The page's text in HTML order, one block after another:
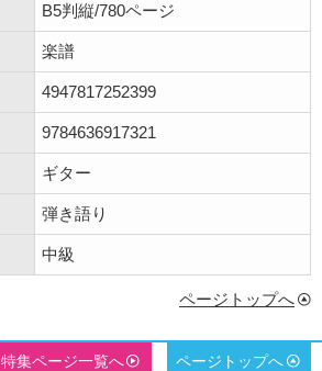
B5判縦/780ページ
楽譜
4947817252399
9784636917321
ギター
弾き語り
中級
ページトップへ
特集ページ一覧へ ページトップへ